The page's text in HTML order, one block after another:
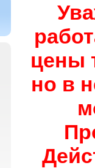
цены
но в